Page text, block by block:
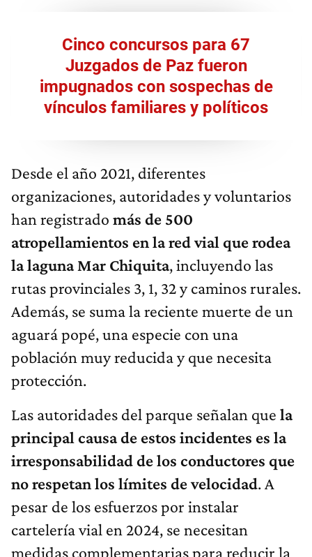
Cinco concursos para 67
Juzgados de Paz fueron
impugnados con sospechas de
vínculos familiares y políticos
Desde el año 2021, diferentes
organizaciones, autoridades y voluntarios
han registrado más de 500
atropellamientos en la red vial que rodea
la laguna Mar Chiquita, incluyendo las
rutas provinciales 3, 1, 32 y caminos rurales.
Además, se suma la reciente muerte de un
aguará popé, una especie con una
población muy reducida y que necesita
protección.
Las autoridades del parque señalan que la
principal causa de estos incidentes es la
irresponsabilidad de los conductores que
no respetan los límites de velocidad. A
pesar de los esfuerzos por instalar
cartelería vial en 2024, se necesitan
medidas complementarias para reducir la